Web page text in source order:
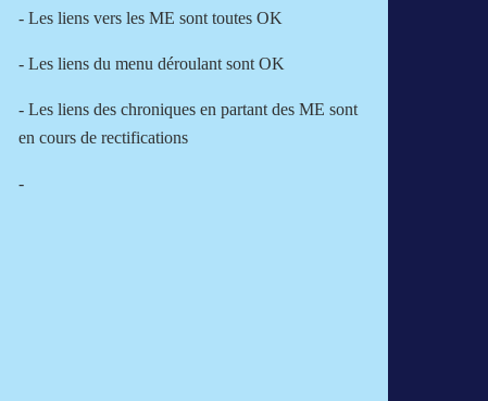
- Les liens vers les ME sont toutes OK
- Les liens du menu déroulant sont OK
- Les liens des chroniques en partant des ME sont
en cours de rectifications
-